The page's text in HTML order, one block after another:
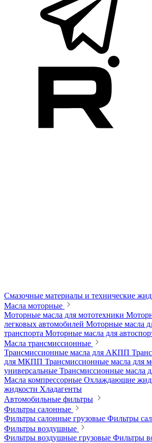
Смазочные материалы и технические
Масла моторные
Моторные масла для мототехники
легковых автомобилей Моторные масла
транспорта Моторные масла для
Масла трансмиссионные
Трансмиссионные масла для АКПП
для МКПП Трансмиссионные масла для
универсальные Трансмиссионные масла
Масла компрессорные Охлаждающие
жидкости Хладагенты
Автомобильные фильтры
Фильтры салонные
Фильтры салонные грузовые Фильтры
Фильтры воздушные
Фильтры воздушные грузовые Фильтры